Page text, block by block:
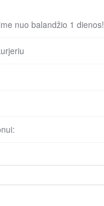
nuo balandžio 1 dienos!